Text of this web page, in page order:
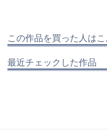
この作品を買った人は
最近チェックした作品